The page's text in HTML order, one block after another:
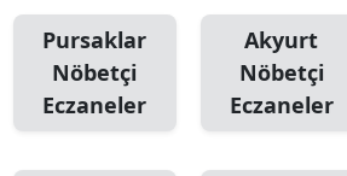
Pursaklar
Nöbetçi
Eczaneler
Akyurt
Nöbetçi
Eczaneler